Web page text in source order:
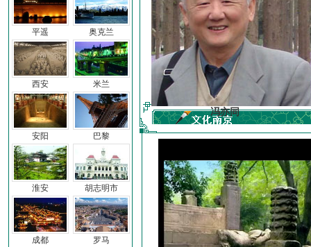
平遥
西安
安阳
淮安
成都
奥克兰
米兰
巴黎
胡志明市
罗马
前子 冯亦同